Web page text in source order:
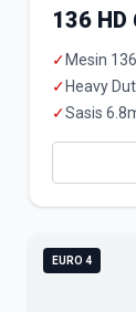
136 HD
✓ Mesin
✓ Heavy
✓Sasis
EURO 4